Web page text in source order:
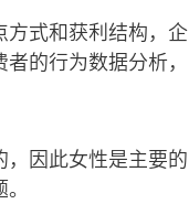
式和获利结构，企
的行为数据分析，
因此女性是主要的